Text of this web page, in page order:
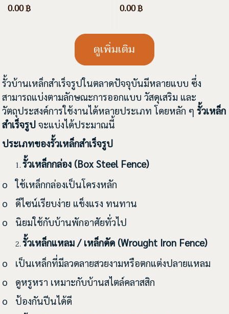
ม. สี ขาว, ดำ, สีอื่นๆ และชุ
0.00 ฿ 1.5 ม. สี ขาว, ดำ, สีอื่นๆ
0.00 ฿
ดูเพิ่มเติม
รั้วบ้านเหล็กสำเร็จรูปในตลาดปัจจุบันมีหลายแบบ ซึ่ง
สามารถแบ่งตามลักษณะการออกแบบ วัสดุเสริม และ
วัตถุประสงค์การใช้งานได้หลายประเภท โดยหลัก ๆรั้วเหล็ก
สำเร็จรูป จะแบ่งได้ประมาณนี้
ประเภทของรั้วเหล็กสำเร็จรูป
รั้วเหล็กกล่อง (Box Steel Fence)
o ใช้เหล็กกล่องเป็นโครงหลัก
o ดีไซน์เรียบง่าย แข็งแรง ทนทาน
o นิยมใช้กับบ้านพักอาศัยทั่วไป
รั้วเหล็กแหลม / เหล็กดัด (Wrought Iron Fence)
o เป็นเหล็กที่มีลวดลายสวยงามหรือตกแต่งปลายแหลม
o ดูหรูหรา เหมาะกับบ้านสไตล์คลาสสิก
o ป้องกันปีนได้ดี